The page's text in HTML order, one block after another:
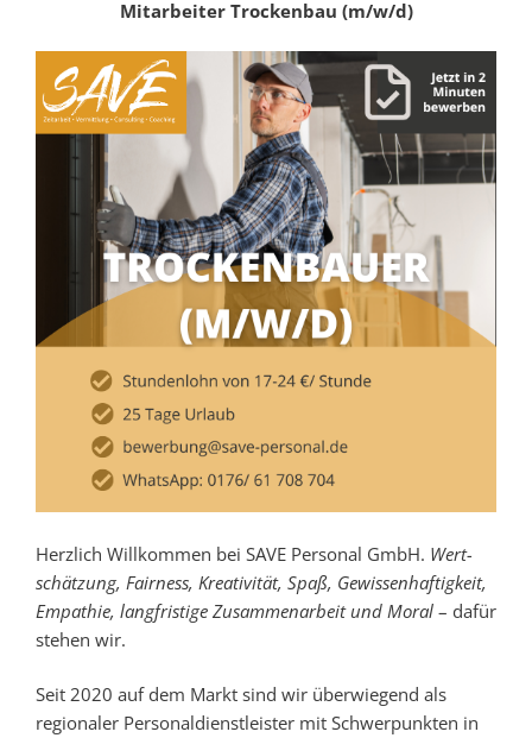
Mitarbeiter Trockenbau (m/w/d)
Herzlich Willkommen bei SAVE Personal GmbH. Wert­
schätzung, Fair­ness, Kreativität, Spaß, Gewissen­haftigkeit,
Empathie, lang­fristige Zusam­men­arbeit und Moral – dafür
stehen wir.
Seit 2020 auf dem Markt sind wir überwiegend als
regionaler Personaldienstleister mit Schwerpunkten in